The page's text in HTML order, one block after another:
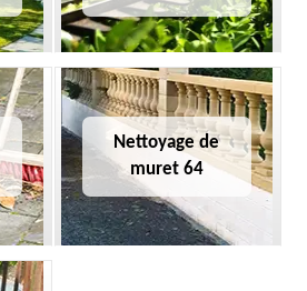
Nettoyage de
muret 64